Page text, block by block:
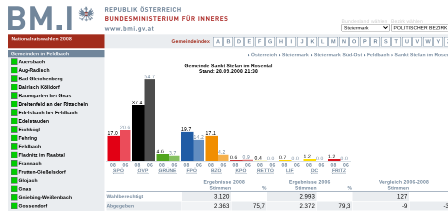
Nationalratswahlen 2008
Bundesland wählen Bezirk wählen
Gemeindeindex A B D E F G H I J K L M N O P R S T U V W Y
Gemeinden in Feldbach
Auersbach
Aug-Radisch
Bad Gleichenberg
Bairisch Kölldorf
Baumgarten bei Gnas
Breitenfeld an der Rittschein
Edelsbach bei Feldbach
Edelstauden
Eichkögl
Fehring
Feldbach
Fladnitz im Raabtal
Frannach
Frutten-Gießelsdorf
Glojach
Gnas
Gniebing-Weißenbach
Gossendorf
Österreich Steiermark Steiermark Süd-Ost Feldbach
Sankt Stefan im
Gemeinde Sankt Stefan im Rosental
Stand: 28.09.2008 21:38
08 06 08 06 08 06 08 06 08 06 08 06 08 06 08 06 08 06 08
06
SPÖ
ÖVP GRÜNE FPÖ BZÖ KPÖ RETTÖ LIF DC FRITZ
17.0
20.6
37.4
54.7
4.6 3.7
19.7
14.2
17.1
4.2
0.6
0.9 0.4 0.0 0.7 0.0 1.2 0.0 1.2 0.0
Ergebnisse 2008 Ergebnisse 2006
Vergleich 2006-2008
Stimmen
% Stimmen % Stimmen
Wahlberechtigt
3.120 2.993 127
Abgegeben 2.363 75,7 2.372 79,3 -9 -